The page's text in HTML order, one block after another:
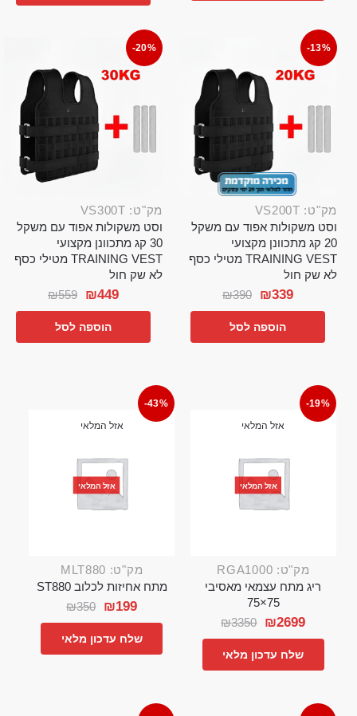
-13%
מק"ט: VS200T
וסט משקולות אפוד עם משקל
20 קג מתכוונן מקצועי
TRAINING VEST מטילי כסף
לא שק חול
₪390 ₪339
הוספה לסל
-20%
מק"ט: VS300T
וסט משקולות אפוד עם משקל
30 קג מתכוונן מקצועי
TRAINING VEST מטילי כסף
לא שק חול
₪559 ₪449
הוספה לסל
-19%
אזל המלאי
אזל המלאי
מק"ט: RGA1000
ריג מתח עצמאי מאסיבי
75×75
₪3350 ₪2699
שלח עדכון מלאי
-43%
אזל המלאי
אזל המלאי
מק"ט: MLT880
מתח אחיזות לכלוב ST880
₪350 ₪199
שלח עדכון מלאי